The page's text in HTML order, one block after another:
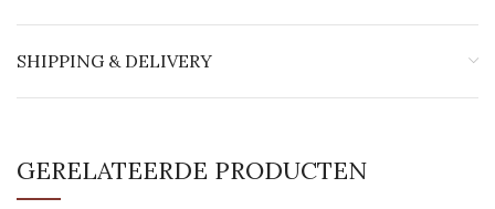
SHIPPING & DELIVERY
GERELATEERDE PRODUCTEN